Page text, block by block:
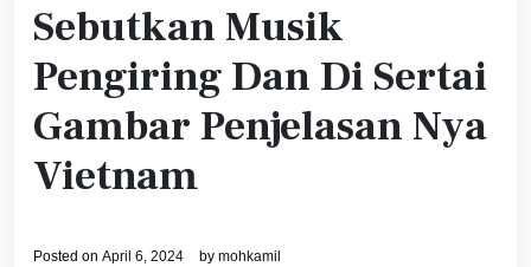
Sebutkan Musik
Pengiring Dan Di Sertai
Gambar Penjelasan Nya
Vietnam
Posted on April 6, 2024 by mohkamil